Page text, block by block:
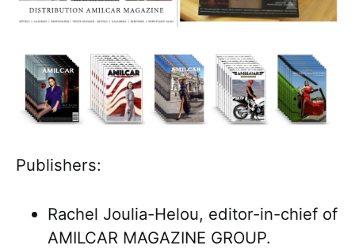
Publishers:
Rachel Joulia-Helou, editor-in-chief of
AMILCAR MAGAZINE GROUP.